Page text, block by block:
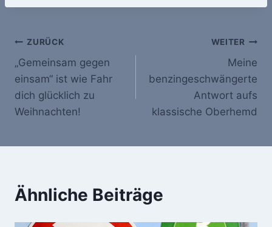
Beitragsnavigation
ZURÜCK
„Gemeinsam gegen
einsam“ ist wie Fahr
dich glücklich zu
Weihnachten!
WEITER
Meine
benzingeschwängerte
Antwort aufs
klassische Oberhemd
Ähnliche Beiträge